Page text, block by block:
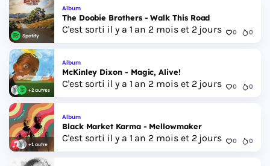
Spotify
Album
The Doobie Brothers - Walk This Road
C'est sorti il y a 1 an 2 mois et 2 jours 0 0
+2 autres
Album
McKinley Dixon - Magic, Alive!
C'est sorti il y a 1 an 2 mois et 2 jours 0 0
+1 autre
Album
Black Market Karma - Mellowmaker
C'est sorti il y a 1 an 2 mois et 2 jours 0 0